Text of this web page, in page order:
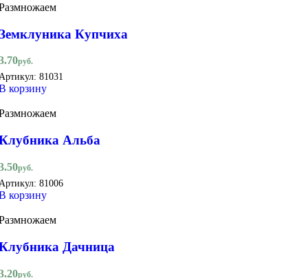
Купчиха
руб.
81031
корзину
Альба
руб.
81006
корзину
Дачница
руб.